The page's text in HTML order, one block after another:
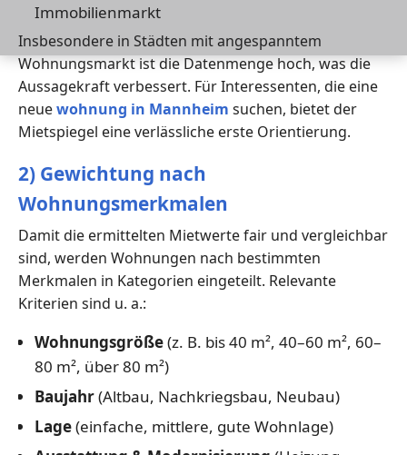
Immobilienmarkt
Insbesondere in Städten mit angespanntem
Wohnungsmarkt ist die Datenmenge hoch, was die
Aussagekraft verbessert. Für Interessenten, die eine
neuewohnung in Mannheim suchen, bietet der
Mietspiegel eine verlässliche erste Orientierung.
2) Gewichtung nach
Wohnungsmerkmalen
Damit die ermittelten Mietwerte fair und vergleichbar
sind, werden Wohnungen nach bestimmten
Merkmalen in Kategorien eingeteilt. Relevante
Kriterien sind u. a.:
Wohnungsgröße(z. B. bis 40 m², 40–60 m², 60–
80 m², über 80 m²)
Baujahr(Altbau, Nachkriegsbau, Neubau)
Lage(einfache, mittlere, gute Wohnlage)